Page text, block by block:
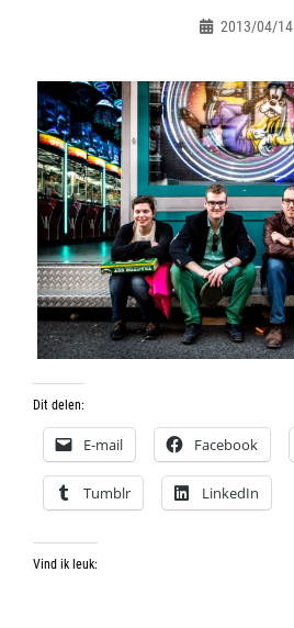
2013/04/14
Dit delen:
E-mail Facebook
Tumblr LinkedIn
Vind ik leuk: